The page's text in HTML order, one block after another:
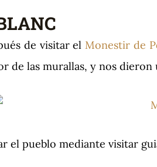
de visitar el Monestir de
de las murallas, y nos
el pueblo mediante visitar